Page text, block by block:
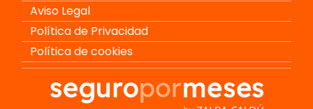
Aviso Legal
Política de Privacidad
Política de cookies